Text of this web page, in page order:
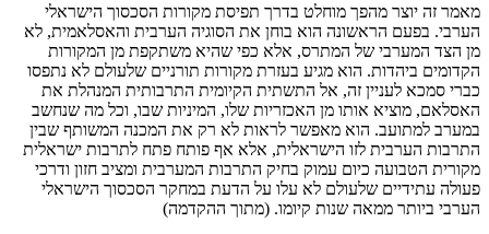
מאמר זה יוצר מהפך מוחלט בדרך תפיסת מקורות הסכסוך הישראלי
הערבי. בפעם הראשונה הוא בוחן את הסוגיה הערבית והאסלאמית, לא
מן הצד המערבי של המתרס, אלא כפי שהיא משתקפת מן המקורות
הקדומים ביהדות. הוא מגיע בעזרת מקורות תורניים שלעולם לא נתפסו
כברי סמכא לעניין זה, אל התשתית הקיומית התרבותית המנהלת את
האסלאם, מוציא אותו מן האכזריות שלו, המיניות שבו, וכל מה שנחשב
במערב למתועב. הוא מאפשר לראות לא רק את המכנה המשותף שבין
התרבות הערבית לזו הישראלית, אלא אף פותח פתח לתרבות ישראלית
מקורית הטבועה כיום עמוק בחיק התרבות המערבית ומציב חזון ודרכי
פעולה עתידיים שלעולם לא עלו על הדעת במחקר הסכסוך הישראלי
הערבי ביותר ממאה שנות קיומו. (מתוך ההקדמה)